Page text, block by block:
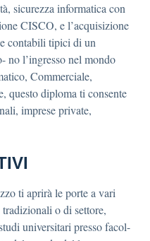
sicurezza informatica con
CISCO, e l’acquisizione
contabili tipici di un
no l’ingresso nel mondo
Commerciale,
questo diploma ti consente
imprese private,
ti aprirà le porte a vari
o di settore,
universitari presso facol-